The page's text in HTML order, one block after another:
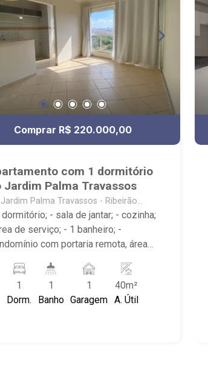
Comprar R$ 220.000,00
com 1 dormitório
Jardim Palma Travassos
Jardim Palma Travassos - Ribeirão
Preto/SP
- sala de jantar; - cozinha;
de serviço; - 1 banheiro; -
com portaria remota, área
academia e piscina na
1
Dorm.
1
Banho
1
Garagem
40m²
A. Útil